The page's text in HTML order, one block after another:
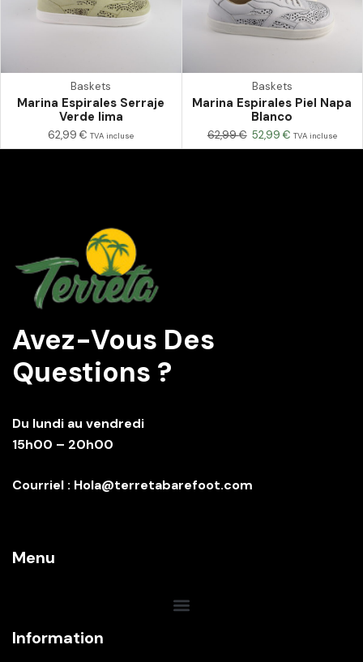
Baskets
Marina Espirales Serraje
Verde lima
62,99€ TVA incluse
Baskets
Marina Espirales Piel Napa
Blanco
62,99€ 52,99€ TVA incluse
Avez-Vous Des
Questions ?
Du lundi au vendredi
15h00 – 20h00
Courriel : Hola@terretabarefoot.com
Menu
Information